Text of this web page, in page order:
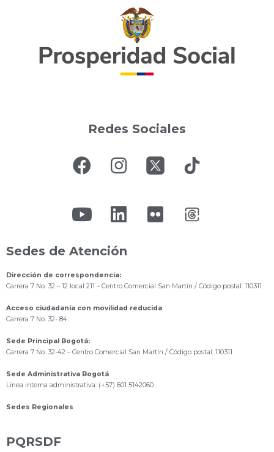
Redes Sociales
Sedes de Atención
Dirección de correspondencia:
Carrera 7 No. 32 – 12 local 211 – Centro Comercial San Martín / Código postal: 110311
Acceso ciudadanía con movilidad reducida
Carrera 7 No. 32- 84
Sede Principal Bogotá:
Carrera 7 No. 32-42 – Centro Comercial San Martín / Código postal: 110311
Sede Administrativa Bogotá
Línea interna administrativa: (+57) 601 5142060
Sedes Regionales
PQRSDF